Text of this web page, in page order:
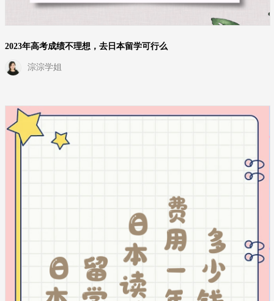
2023年高考成绩不理想，去日本留学可行么
淙淙学姐